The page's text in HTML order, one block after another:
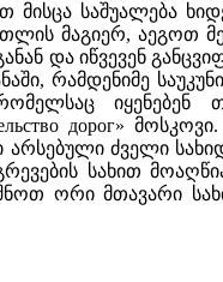
მისცა საშუალება
მაგიერ, აეგოთ
და იწვევენ
რამდენიმე
იყენებენ
дорог»
არსებული ძველი
სახით
ორი მთავარი